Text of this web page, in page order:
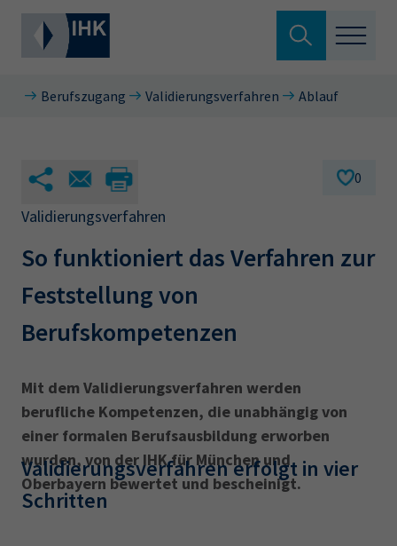
Aus- & Fortbildung
Berufszugang
Ratgeber
Service & Anträge
Leichte Sprache
IHK regional
Suche verlassen
Hier können Sie auch aus den meistgesuchten
Begriffen vorauswählen
AdA
34d
Prüfungstermine
Wirtschaftsfachwirt
34f
Negativerklärung
Sachkundeprüfung
Berichtsheft
AEVO
34i
Betriebswirt
Berufszugang Validierungsverfahren Ablauf
0
Validierungsverfahren
So funktioniert das Verfahren zur
Feststellung von
Berufskompetenzen
Mit dem Validierungsverfahren werden
berufliche Kompetenzen, die unabhängig von
einer formalen Berufsausbildung erworben
wurden, von der IHK für München und
Oberbayern bewertet und bescheinigt.
Validierungsverfahren erfolgt in vier
Schritten